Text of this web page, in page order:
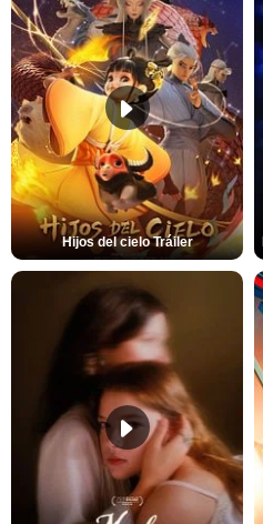
Hijos del cielo Tráiler